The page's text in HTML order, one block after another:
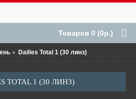
Товаров 0 (0р.)
Dailies Total 1 (30 линз)
TOTAL 1 (30 ЛИНЗ)